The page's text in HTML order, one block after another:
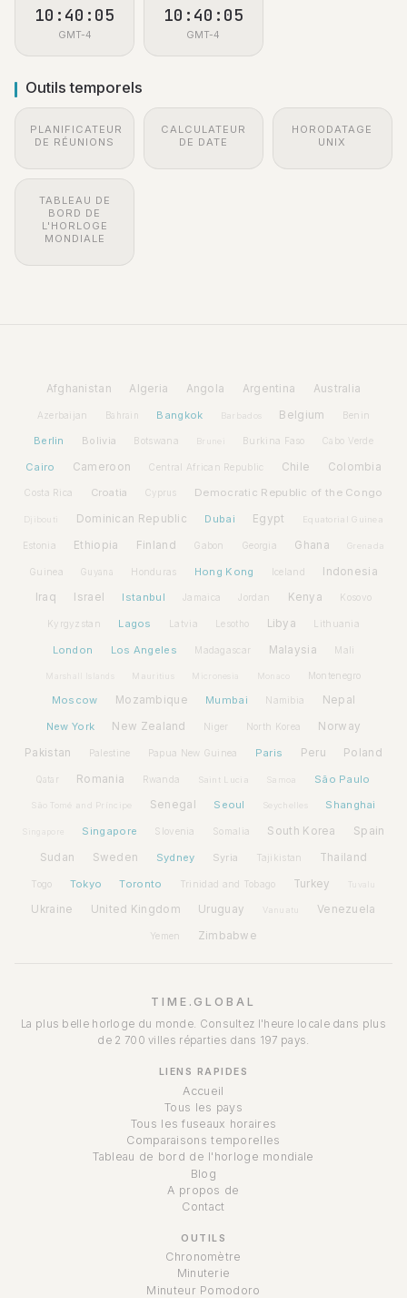
10:40:05
GMT-4
10:40:05
GMT-4
Outils temporels
PLANIFICATEUR
DE RÉUNIONS
CALCULATEUR
DE DATE
HORODATAGE
UNIX
TABLEAU DE
BORD DE
L'HORLOGE
MONDIALE
Afghanistan Algeria Angola Argentina Australia
Azerbaijan Bahrain Bangkok Barbados Belgium Benin
Berlin Bolivia Botswana Brunei Burkina Faso Cabo Verde
Cairo Cameroon Central African Republic Chile Colombia
Costa Rica Croatia Cyprus Democratic Republic of the Congo
Djibouti Dominican Republic Dubai Egypt Equatorial Guinea
Estonia Ethiopia Finland Gabon Georgia Ghana Grenada
Guinea Guyana Honduras Hong Kong Iceland Indonesia
Iraq Israel Istanbul Jamaica Jordan Kenya Kosovo
Kyrgyzstan Lagos Latvia Lesotho Libya Lithuania
London Los Angeles Madagascar Malaysia Mali
Mauritius Micronesia Monaco Montenegro
Moscow Mozambique Mumbai Namibia Nepal
New York New Zealand Niger North Korea Norway
Pakistan Palestine Papua New Guinea Paris Peru Poland
Qatar Romania Rwanda Saint Lucia Samoa São Paulo
São Tomé and Príncipe Senegal Seoul Seychelles Shanghai
Singapore Slovenia Somalia South Korea Spain
Sudan Sweden Sydney Syria Tajikistan Thailand
Togo Tokyo Toronto Trinidad and Tobago Turkey Tuvalu
Ukraine United Kingdom Uruguay Vanuatu Venezuela
Yemen Zimbabwe
TIME.GLOBAL
La plus belle horloge du monde. Consultez l'heure locale dans plus
de 2 700 villes réparties dans 197 pays.
LIENS RAPIDES
Accueil
Tous les pays
Tous les fuseaux horaires
Comparaisons temporelles
Tableau de bord de l'horloge mondiale
Blog
A propos de
Contact
OUTILS
Chronomètre
Minuterie
Minuteur Pomodoro